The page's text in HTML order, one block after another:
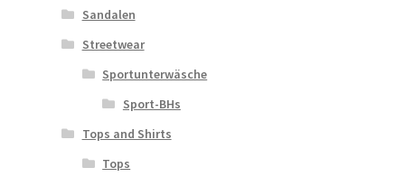
Sandalen
Streetwear
Sportunterwäsche
Sport-BHs
Tops and Shirts
Tops